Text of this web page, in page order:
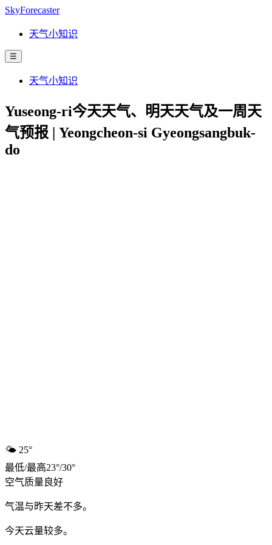
SkyForecaster
天气小知识
☰
天气小知识
Yuseong-ri今天天气、明天天气及一周天
气预报 | Yeongcheon-si Gyeongsangbuk-
do
🌤️ 25°
最低/最高23°/30°
空气质量 良好
气温与昨天差不多。
今天云量较多。